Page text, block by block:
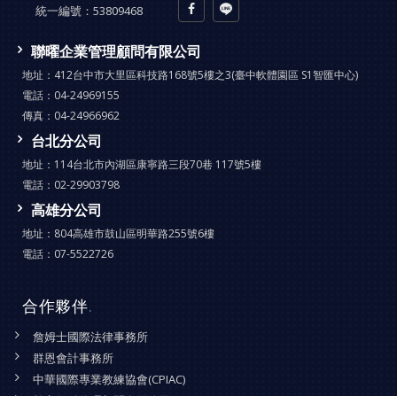
統一編號： 53809468
聯曜企業管理顧問有限公司
地址： 412台中市大里區科技路168號5樓之3(臺中軟體園區 S1智匯中心)
電話： 04-24969155
傳真： 04-24966962
台北分公司
地址： 114台北市內湖區康寧路三段70巷 117號5樓
電話： 02-29903798
高雄分公司
地址： 804高雄市鼓山區明華路255號6樓
電話： 07-5522726
合作夥伴.
詹姆士國際法律事務所
群恩會計事務所
中華國際專業教練協會(CPIAC)